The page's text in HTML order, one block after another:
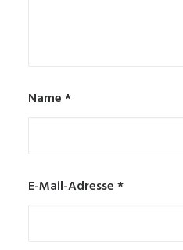
Name*
E-Mail-Adresse*